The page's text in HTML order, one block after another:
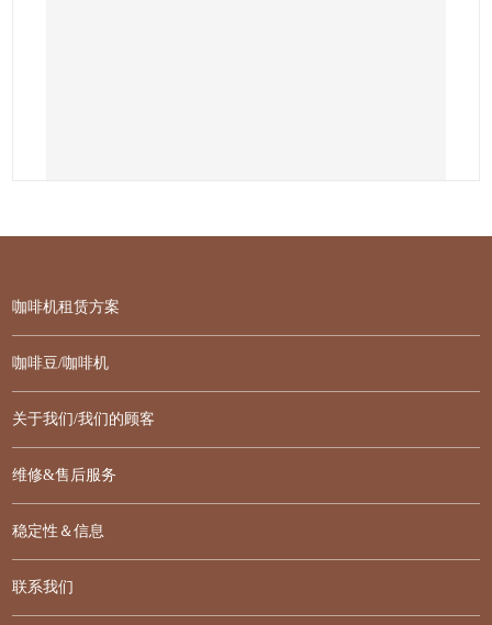
咖啡机租赁方案
咖啡豆/咖啡机
关于我们/我们的顾客
维修&售后服务
稳定性＆信息
联系我们